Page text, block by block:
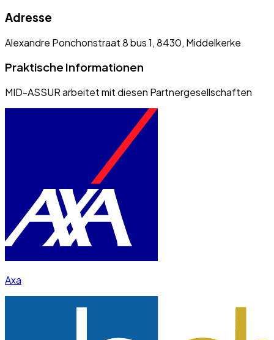
Adresse
Alexandre Ponchonstraat 8 bus 1, 8430, Middelkerke
Praktische Informationen
MID-ASSUR arbeitet mit diesen Partnergesellschaften
Axa